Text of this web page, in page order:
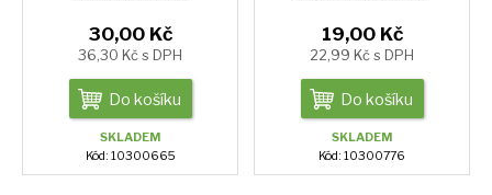
30,00 Kč
36,30 Kč s DPH
Do košíku
SKLADEM
Kód: 10300665
19,00 Kč
22,99 Kč s DPH
Do košíku
SKLADEM
Kód: 10300776